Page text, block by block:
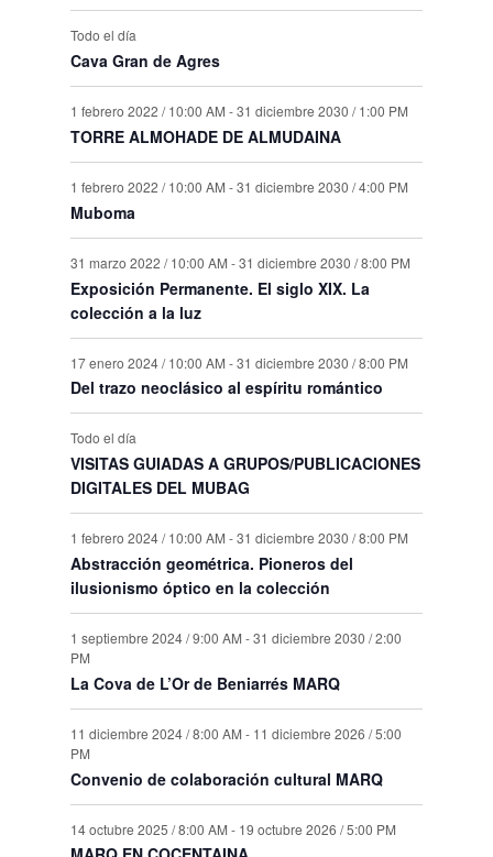
Todo el día
Cava Gran de Agres
1 febrero 2022 / 10:00 AM -31 diciembre 2030 / 1:00 PM
TORRE ALMOHADE DE ALMUDAINA
1 febrero 2022 / 10:00 AM -31 diciembre 2030 / 4:00 PM
Muboma
31 marzo 2022 / 10:00 AM -31 diciembre 2030 / 8:00 PM
Exposición Permanente. El siglo XIX. La
colección a la luz
17 enero 2024 / 10:00 AM -31 diciembre 2030 / 8:00 PM
Del trazo neoclásico al espíritu romántico
Todo el día
VISITAS GUIADAS A GRUPOS/PUBLICACIONES
DIGITALES DEL MUBAG
1 febrero 2024 / 10:00 AM -31 diciembre 2030 / 8:00 PM
Abstracción geométrica. Pioneros del
ilusionismo óptico en la colección
1 septiembre 2024 / 9:00 AM -31 diciembre 2030 / 2:00
PM
La Cova de L’Or de Beniarrés MARQ
11 diciembre 2024 / 8:00 AM - 11 diciembre 2026 / 5:00
PM
Convenio de colaboración cultural MARQ
14 octubre 2025 / 8:00 AM - 19 octubre 2026 / 5:00 PM